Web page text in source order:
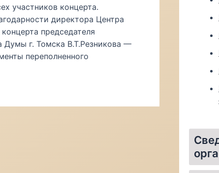
участников концерта.
директора Центра
председателя
г. Томска В.Т.Резникова —
переполненного